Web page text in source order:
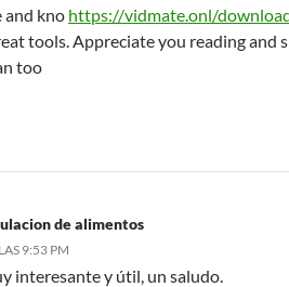
and kno https://vidmate.onl/
tools. Appreciate you reading and
too
de alimentos
9:53 PM
interesante y útil, un saludo.